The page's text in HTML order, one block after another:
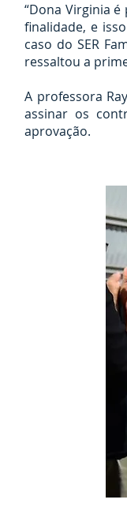
“Dona Virginia
finalidade, e
caso do SER
ressaltou a
A professora
assinar os
aprovação.